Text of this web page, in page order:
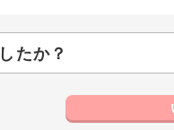
たか？